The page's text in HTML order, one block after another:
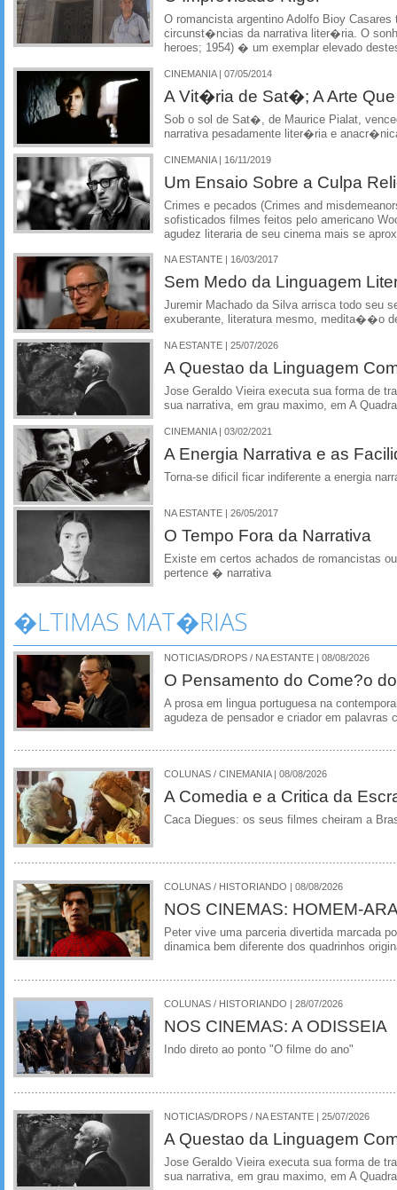
O romancista argentino Adolfo Bioy
circunst�ncias da narrativa liter�ria. O
heroes; 1954) � um exemplar elevado
CINEMANIA | 07/05/2014
A Vit�ria de Sat�; A Arte
Sob o sol de Sat�, de Maurice Pialat,
narrativa pesadamente liter�ria e
CINEMANIA | 16/11/2019
Um Ensaio Sobre a Culpa
Crimes e pecados (Crimes and
sofisticados filmes feitos pelo americano
agudez literaria de seu cinema mais se
NA ESTANTE | 16/03/2017
Sem Medo da Linguagem
Juremir Machado da Silva arrisca todo seu
exuberante, literatura mesmo, medita��o
NA ESTANTE | 25/07/2026
A Questao da Linguagem
Jose Geraldo Vieira executa sua forma de
sua narrativa, em grau maximo, em A
CINEMANIA | 03/02/2021
A Energia Narrativa e as
Torna-se dificil ficar indiferente a energia
NA ESTANTE | 26/05/2017
O Tempo Fora da Narrativa
Existe em certos achados de romancistas
pertence � narrativa
�LTIMAS MAT�RIAS
NOTICIAS/DROPS / NA ESTANTE | 08/08/2026
O Pensamento do Come?o
A prosa em lingua portuguesa na
agudeza de pensador e criador em palavras
COLUNAS / CINEMANIA | 08/08/2026
A Comedia e a Critica da
Caca Diegues: os seus filmes cheiram a
COLUNAS / HISTORIANDO | 08/08/2026
NOS CINEMAS: HOMEM-
Peter vive uma parceria divertida marcada
dinamica bem diferente dos quadrinhos
COLUNAS / HISTORIANDO | 28/07/2026
NOS CINEMAS: A ODISSEIA
Indo direto ao ponto "O filme do ano"
NOTICIAS/DROPS / NA ESTANTE | 25/07/2026
A Questao da Linguagem
Jose Geraldo Vieira executa sua forma de
sua narrativa, em grau maximo, em A